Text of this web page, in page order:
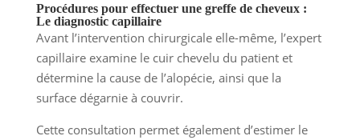
Procédures pour effectuer une greffe de cheveux :
Le diagnostic capillaire
Avant l’intervention chirurgicale elle-même, l’expert
capillaire examine le cuir chevelu du patient et
détermine la cause de l’alopécie, ainsi que la
surface dégarnie à couvrir.
Cette consultation permet également d’estimer le